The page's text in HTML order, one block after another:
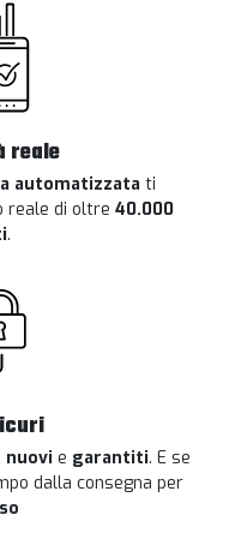
reale
automatizzata ti
reale di oltre 40.000
.
nuovi e garantiti. E se
dalla consegna per